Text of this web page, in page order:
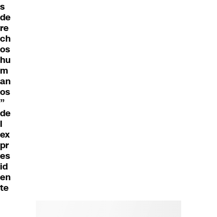
s
de
re
ch
os
hu
m
an
os
”
de
l
ex
pr
es
id
en
te